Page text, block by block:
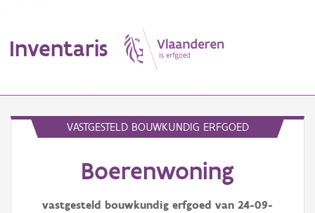
Inventaris
Aanduidingsobject
VASTGESTELD BOUWKUNDIG ERFGOED
Boerenwoning
vastgesteld bouwkundig erfgoed van 24-09-